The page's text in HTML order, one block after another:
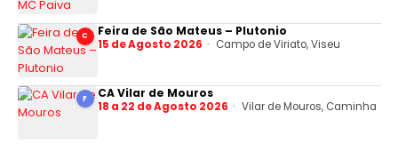
C Feira de São Mateus – Plutonio
15 de Agosto 2026 Campo de Viriato, Viseu
F CA Vilar de Mouros
18 a 22 de Agosto 2026 Vilar de Mouros, Caminha